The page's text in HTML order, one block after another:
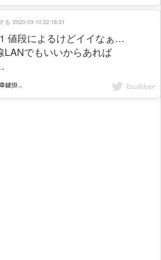
値段によるけどイイなぁ…
LANでもいいからあれば
鍵掛...
る 2020-03-10 22:18:31